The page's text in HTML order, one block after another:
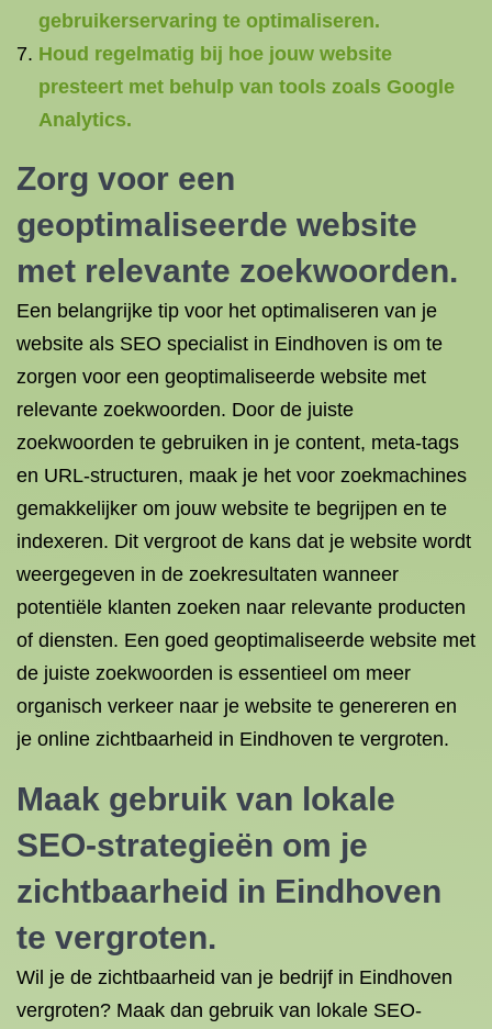
gebruikerservaring te optimaliseren.
Houd regelmatig bij hoe jouw website
presteert met behulp van tools zoals Google
Analytics.
Zorg voor een
geoptimaliseerde website
met relevante zoekwoorden.
Een belangrijke tip voor het optimaliseren van je
website als SEO specialist in Eindhoven is om te
zorgen voor een geoptimaliseerde website met
relevante zoekwoorden. Door de juiste
zoekwoorden te gebruiken in je content, meta-tags
en URL-structuren, maak je het voor zoekmachines
gemakkelijker om jouw website te begrijpen en te
indexeren. Dit vergroot de kans dat je website wordt
weergegeven in de zoekresultaten wanneer
potentiële klanten zoeken naar relevante producten
of diensten. Een goed geoptimaliseerde website met
de juiste zoekwoorden is essentieel om meer
organisch verkeer naar je website te genereren en
je online zichtbaarheid in Eindhoven te vergroten.
Maak gebruik van lokale
SEO-strategieën om je
zichtbaarheid in Eindhoven
te vergroten.
Wil je de zichtbaarheid van je bedrijf in Eindhoven
vergroten? Maak dan gebruik van lokale SEO-